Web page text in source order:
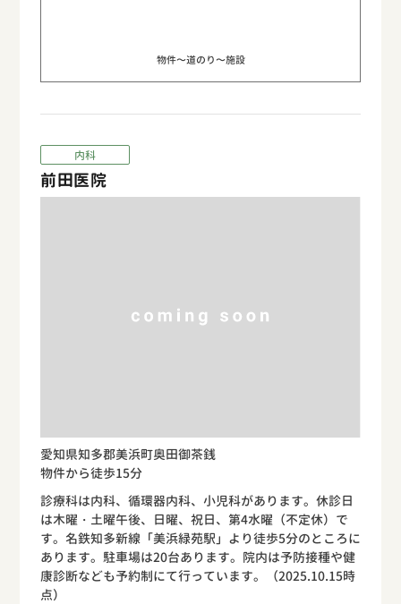
物件〜道のり〜施設
内科
前田医院
愛知県知多郡美浜町奥田御茶銭
物件から徒歩15分
診療科は内科、循環器内科、小児科があります。休診日
は木曜・土曜午後、日曜、祝日、第4水曜（不定休）で
す。名鉄知多新線「美浜緑苑駅」より徒歩5分のところに
あります。駐車場は20台あります。院内は予防接種や健
康診断なども予約制にて行っています。（2025.10.15時
点）